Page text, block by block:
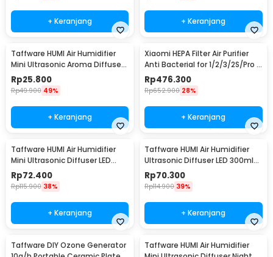
+ Keranjang + Keranjang
Taffware HUMI Air Humidifier
Mini Ultrasonic Aroma Diffuser
130ml - H41
Rp25.800
Rp49.900 49%
+ Keranjang
Xiaomi HEPA Filter Air Purifier
Anti Bacterial for 1/2/3/2S/Pro -
MCR-FLA
Rp476.300
Rp652.900 28%
+ Keranjang
Taffware HUMI Air Humidifier
Mini Ultrasonic Diffuser LED
300ml Remote - H24
Rp72.400
Rp115.900 38%
+ Keranjang
Taffware HUMI Air Humidifier
Ultrasonic Diffuser LED 300ml
with Remote - A770
Rp70.300
Rp114.900 39%
+ Keranjang
Taffware DIY Ozone Generator
Taffware HUMI Air Humidifier